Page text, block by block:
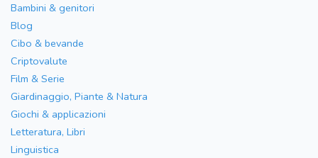
Bambini & genitori
Blog
Cibo & bevande
Criptovalute
Film & Serie
Giardinaggio, Piante & Natura
Giochi & applicazioni
Letteratura, Libri
Linguistica